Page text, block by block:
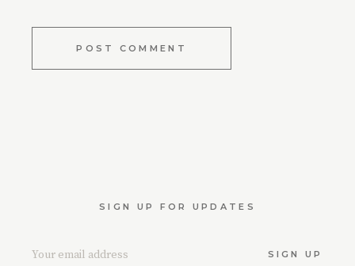
POST COMMENT
SIGN UP FOR UPDATES
SIGN UP